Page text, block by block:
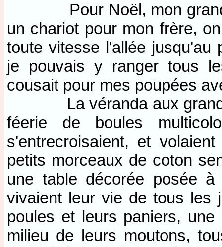
Pour Noël, mon grand-
un chariot pour mon frère,
toute vitesse l'allée jusqu'au
je pouvais y ranger tous
cousait pour mes poupées
La véranda aux grandes
féerie de boules
s'entrecroisaient, et
petits morceaux de coton
une table décorée posée
vivaient leur vie de tous les
poules et leurs paniers,
milieu de leurs moutons,